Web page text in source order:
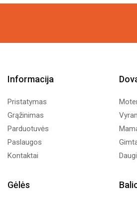
Informacija
Pristatymas
Grąžinimas
Parduotuvės
Paslaugos
Kontaktai
Gėlės